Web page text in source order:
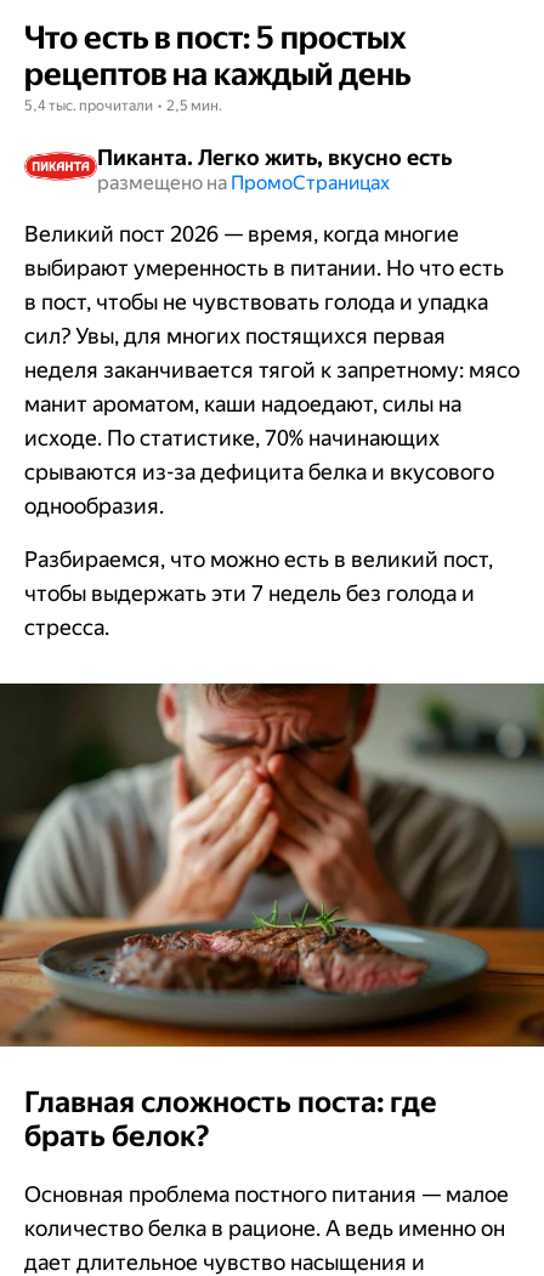
Что есть в пост: 5 простых
рецептов на каждый день
5,4 тыс. прочитали • 2,5 мин.
Пиканта. Легко жить, вкусно есть
размещено на Промо​​​​​​​Страницах
Великий пост 2026 — время, когда многие
выбирают умеренность в питании. Но что есть
в пост, чтобы не чувствовать голода и упадка
сил? Увы, для многих постящихся первая
неделя заканчивается тягой к запретному: мясо
манит ароматом, каши надоедают, силы на
исходе. По статистике, 70% начинающих
срываются из-за дефицита белка и вкусового
однообразия.
Разбираемся, что можно есть в великий пост,
чтобы выдержать эти 7 недель без голода и
стресса.
Главная сложность поста: где
брать белок?
Основная проблема постного питания — малое
количество белка в рационе. А ведь именно он
дает длительное чувство насыщения и